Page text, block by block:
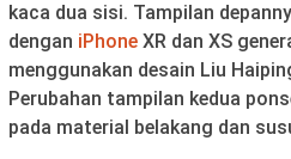
kaca dua sisi. Tampilan
dengan iPhone XR dan XS
menggunakan desain Liu
Perubahan tampilan kedua
pada material belakang dan